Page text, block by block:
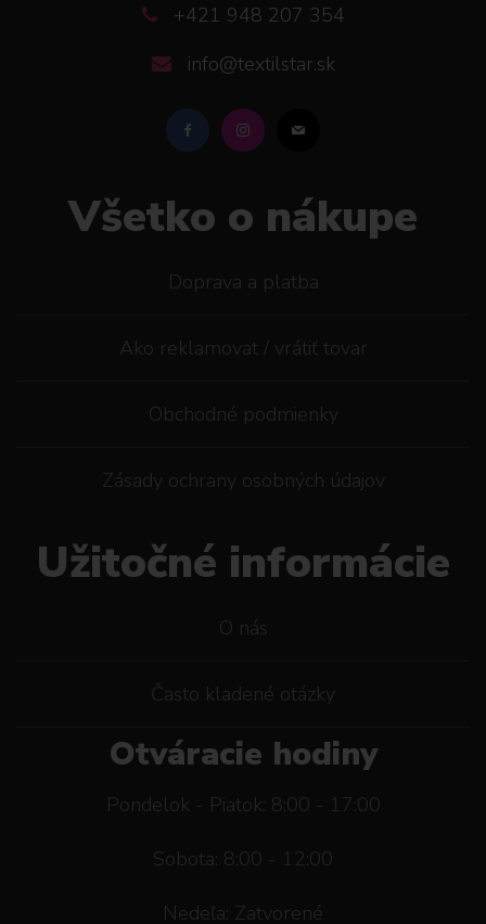
+421 948 207 354
info@textilstar.sk
Všetko o nákupe
Doprava a platba
Ako reklamovat / vrátiť tovar
Obchodné podmienky
Zásady ochrany osobných údajov
Užitočné informácie
O nás
Často kladené otázky
Otváracie hodiny
Pondelok - Piatok: 8:00 - 17:00
Sobota: 8:00 - 12:00
Nedeľa: Zatvorené